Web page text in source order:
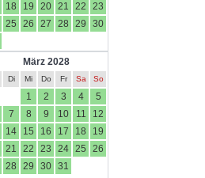
18 19 20 21 22
23
25 26 27 28 29
30
März 2028
Di Mi Do Fr Sa So
1 2 3 4
5
7 8 9 10 11
12
14 15 16 17 18
19
21 22 23 24 25
26
28 29 30 31